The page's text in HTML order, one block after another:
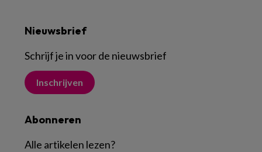
Nieuwsbrief
Schrijf je in voor de nieuwsbrief
Inschrijven
Abonneren
Alle artikelen lezen?